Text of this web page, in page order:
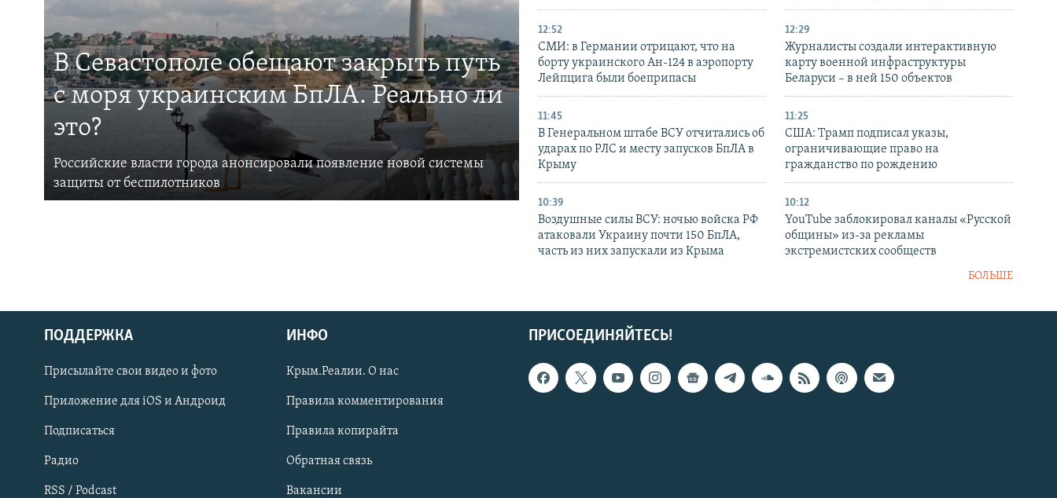
Українською
Qırımtatar
ПРИСОЕДИНЯЙТЕСЬ!
В Севастополе обещают закрыть путь
с моря украинским БпЛА. Реально ли
это?
Российские власти города анонсировали появление новой системы
защиты от беспилотников
12:52
СМИ: в Германии отрицают, что на
борту украинского Ан-124 в аэропорту
Лейпцига были боеприпасы
12:29
Журналисты создали интерактивную
карту военной инфраструктуры
Беларуси – в ней 150 объектов
11:45
В Генеральном штабе ВСУ отчитались об
ударах по РЛС и месту запусков БпЛА в
Крыму
11:25
США: Трамп подписал указы,
ограничивающие право на
гражданство по рождению
10:39
Воздушные силы ВСУ: ночью войска РФ
атаковали Украину почти 150 БпЛА,
часть из них запускали из Крыма
10:12
YouTube заблокировал каналы «Русской
общины» из-за рекламы
экстремистских сообществ
БОЛЬШЕ
ПРИСОЕДИНЯЙТЕСЬ!
ПОДДЕРЖКА
Присылайте свои видео и фото
Приложение для iOS и Андроид
Подписаться
Радио
RSS / Podcast
ИНФО
Крым.Реалии. О нас
Правила комментирования
Правила копирайта
Обратная связь
Вакансии